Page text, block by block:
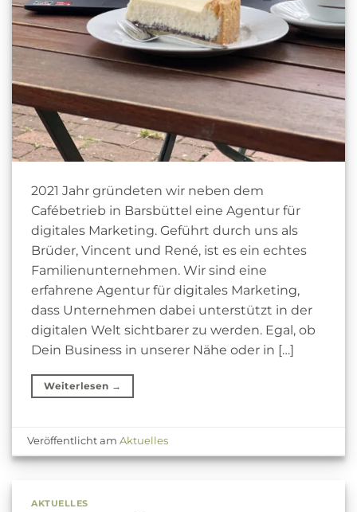
2021 Jahr gründeten wir neben dem
Cafébetrieb in Barsbüttel eine Agentur für
digitales Marketing. Geführt durch uns als
Brüder, Vincent und René, ist es ein echtes
Familienunternehmen. Wir sind eine
erfahrene Agentur für digitales Marketing,
dass Unternehmen dabei unterstützt in der
digitalen Welt sichtbarer zu werden. Egal, ob
Dein Business in unserer Nähe oder in […]
Weiterlesen →
Veröffentlicht amAktuelles
AKTUELLES